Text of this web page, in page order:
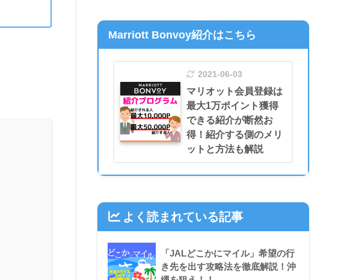
Marriott Bonvoy紹介はこちら
2021-06-03
マリオット会員登録は
最大1万ポイント獲得
できる紹介が断然お
得！紹介する側のメリ
ットと方法も解説
よく読まれている記事
「JALどこかにマイル」希望の行
き先を出す攻略法を徹底解説！沖